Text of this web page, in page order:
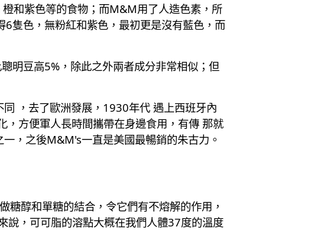
和紫色等的食物；而M&M用了人造色素，所
隻色，無粉紅和紫色，最初更是沒有藍色，而
明豆高5%，除此之外兩者成分非常相似；但
，去了歐洲發展，1930年代 遇上西班牙內
方便軍人長時間攜帶在身邊食用，有傳 那就
，之後M&M's一直是美國最暢銷的朱古力。
糖醇和單糖的結合，令它們有不熔解的作用，
說，可可脂的溶點大概在我們人體37度的溫度